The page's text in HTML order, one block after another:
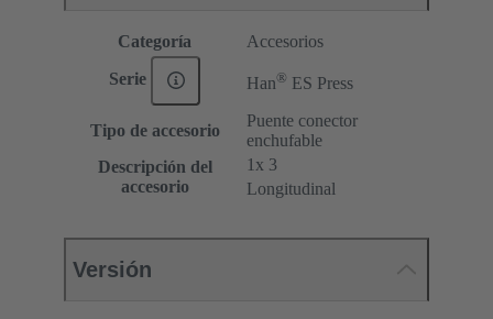
Categoría Accesorios
Serie Han® ES Press
Tipo de accesorio
Puente conector
enchufable
Descripción del
accesorio
1x 3
Longitudinal
Versión